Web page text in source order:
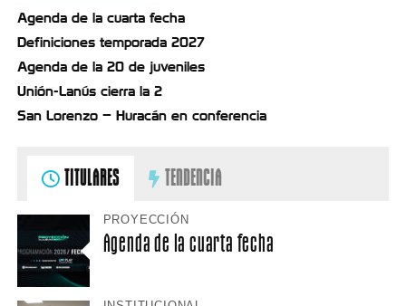
Agenda de la cuarta fecha
Definiciones temporada 2027
Agenda de la 20 de juveniles
Unión-Lanús cierra la 2
San Lorenzo – Huracán en conferencia
TITULARES TENDENCIA
PROYECCIÓN
Agenda de la cuarta fecha